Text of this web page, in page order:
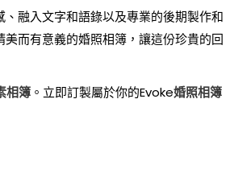
融入文字和語錄以及專業的後期製作和
而有意義的婚照相簿，讓這份珍貴的回
相簿 。立即訂製屬於你的Evoke婚照相簿